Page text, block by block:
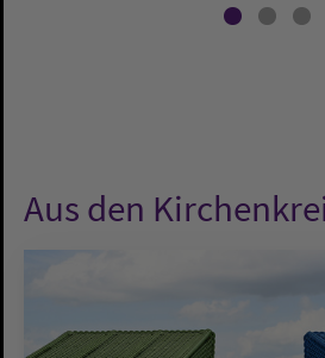
Aus den